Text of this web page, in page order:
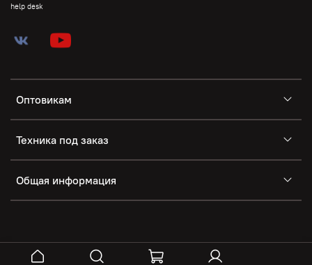
Оптовикам
Техника под заказ
Общая информация
help desk